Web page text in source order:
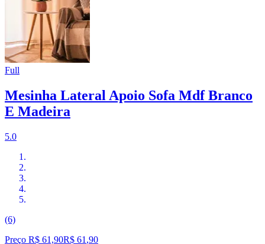
Full
Mesinha Lateral Apoio Sofa Mdf Branco
E Madeira
5.0
(6)
Preço R$ 61,90R$ 61 ,90